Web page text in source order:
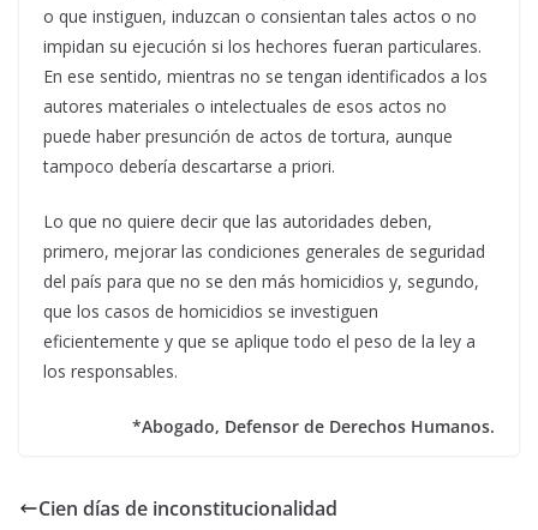
o que instiguen, induzcan o consientan tales actos o no
impidan su ejecución si los hechores fueran particulares.
En ese sentido, mientras no se tengan identificados a los
autores materiales o intelectuales de esos actos no
puede haber presunción de actos de tortura, aunque
tampoco debería descartarse a priori.
Lo que no quiere decir que las autoridades deben,
primero, mejorar las condiciones generales de seguridad
del país para que no se den más homicidios y, segundo,
que los casos de homicidios se investiguen
eficientemente y que se aplique todo el peso de la ley a
los responsables.
*Abogado, Defensor de Derechos Humanos.
Cien días de inconstitucionalidad